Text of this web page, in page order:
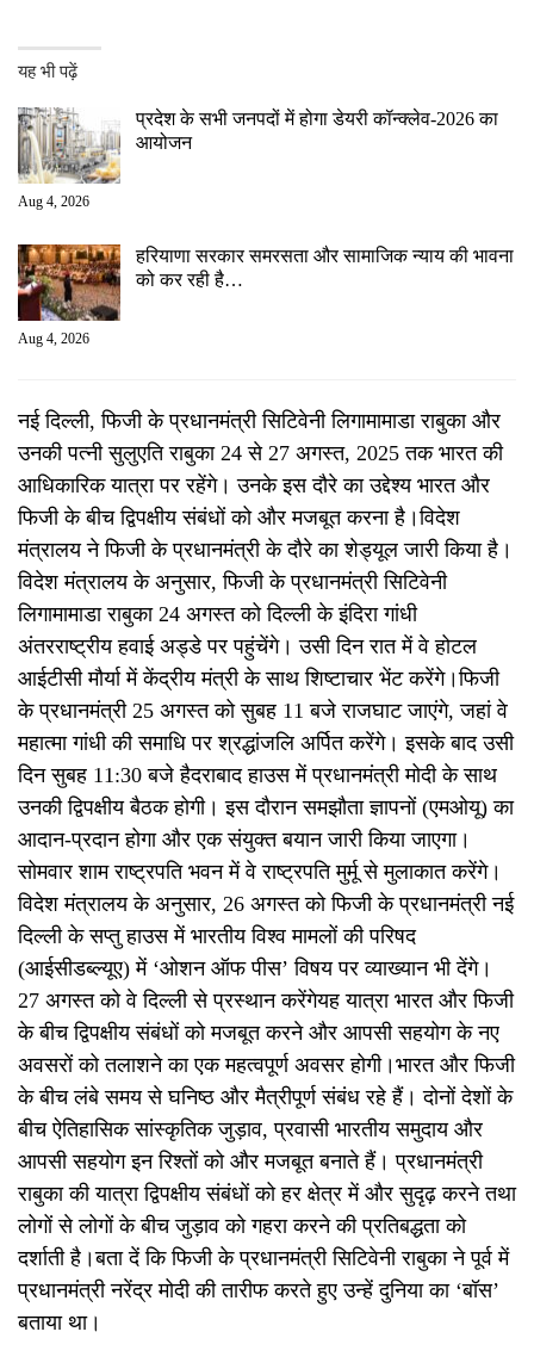
यह भी पढ़ें
प्रदेश के सभी जनपदों में होगा डेयरी कॉन्क्लेव-2026 का
आयोजन
Aug 4, 2026
हरियाणा सरकार समरसता और सामाजिक न्याय की भावना
को कर रही है…
Aug 4, 2026
नई दिल्ली, फिजी के प्रधानमंत्री सिटिवेनी लिगामामाडा राबुका और
उनकी पत्नी सुलुएति राबुका 24 से 27 अगस्त, 2025 तक भारत की
आधिकारिक यात्रा पर रहेंगे। उनके इस दौरे का उद्देश्य भारत और
फिजी के बीच द्विपक्षीय संबंधों को और मजबूत करना है।विदेश
मंत्रालय ने फिजी के प्रधानमंत्री के दौरे का शेड्यूल जारी किया है।
विदेश मंत्रालय के अनुसार, फिजी के प्रधानमंत्री सिटिवेनी
लिगामामाडा राबुका 24 अगस्त को दिल्ली के इंदिरा गांधी
अंतरराष्ट्रीय हवाई अड्डे पर पहुंचेंगे। उसी दिन रात में वे होटल
आईटीसी मौर्या में केंद्रीय मंत्री के साथ शिष्टाचार भेंट करेंगे।फिजी
के प्रधानमंत्री 25 अगस्त को सुबह 11 बजे राजघाट जाएंगे, जहां वे
महात्मा गांधी की समाधि पर श्रद्धांजलि अर्पित करेंगे। इसके बाद उसी
दिन सुबह 11:30 बजे हैदराबाद हाउस में प्रधानमंत्री मोदी के साथ
उनकी द्विपक्षीय बैठक होगी। इस दौरान समझौता ज्ञापनों (एमओयू) का
आदान-प्रदान होगा और एक संयुक्त बयान जारी किया जाएगा।
सोमवार शाम राष्ट्रपति भवन में वे राष्ट्रपति मुर्मू से मुलाकात करेंगे।
विदेश मंत्रालय के अनुसार, 26 अगस्त को फिजी के प्रधानमंत्री नई
दिल्ली के सप्तु हाउस में भारतीय विश्व मामलों की परिषद
(आईसीडब्ल्यूए) में ‘ओशन ऑफ पीस’ विषय पर व्याख्यान भी देंगे।
27 अगस्त को वे दिल्ली से प्रस्थान करेंगेयह यात्रा भारत और फिजी
के बीच द्विपक्षीय संबंधों को मजबूत करने और आपसी सहयोग के नए
अवसरों को तलाशने का एक महत्वपूर्ण अवसर होगी।भारत और फिजी
के बीच लंबे समय से घनिष्ठ और मैत्रीपूर्ण संबंध रहे हैं। दोनों देशों के
बीच ऐतिहासिक सांस्कृतिक जुड़ाव, प्रवासी भारतीय समुदाय और
आपसी सहयोग इन रिश्तों को और मजबूत बनाते हैं। प्रधानमंत्री
राबुका की यात्रा द्विपक्षीय संबंधों को हर क्षेत्र में और सुदृढ़ करने तथा
लोगों से लोगों के बीच जुड़ाव को गहरा करने की प्रतिबद्धता को
दर्शाती है।बता दें कि फिजी के प्रधानमंत्री सिटिवेनी राबुका ने पूर्व में
प्रधानमंत्री नरेंद्र मोदी की तारीफ करते हुए उन्हें दुनिया का ‘बॉस’
बताया था।